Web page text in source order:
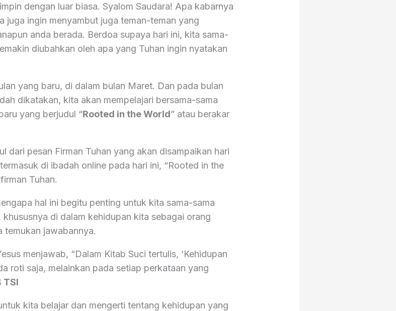
dengan luar biasa. Syalom Saudara! Apa kabarnya
juga ingin menyambut juga teman-teman yang
anda berada. Berdoa supaya hari ini, kita sama-
diubahkan oleh apa yang Tuhan ingin nyatakan
yang baru, di dalam bulan Maret. Dan pada bulan
dikatakan, kita akan mempelajari bersama-sama
yang berjudul “Rooted in the World” atau berakar
dari pesan Firman Tuhan yang akan disampaikan hari
di ibadah online pada hari ini, “Rooted in the
Tuhan.
hal ini begitu penting untuk kita sama-sama
di dalam kehidupan kita sebagai orang
temukan jawabannya.
menjawab, “Dalam Kitab Suci tertulis, ‘Kehidupan
roti saja, melainkan pada setiap perkataan yang
TSI
kita belajar dan mengerti tentang kehidupan yang